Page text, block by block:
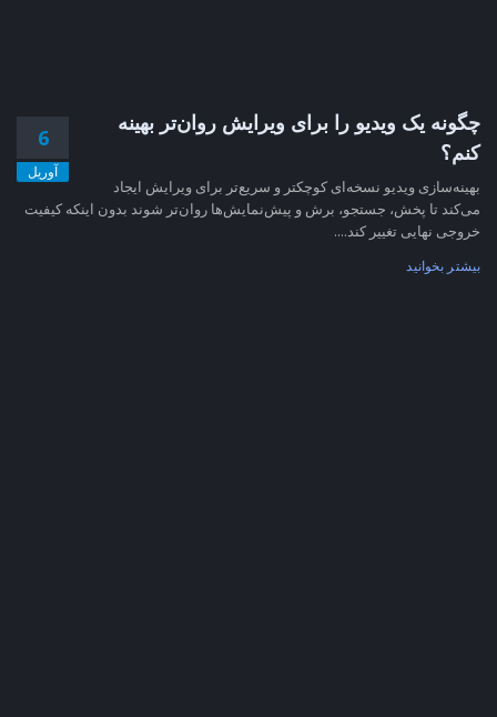
6
آوریل
چگونه یک ویدیو را برای ویرایش روان‌تر بهینه
کنم؟
بهینه‌سازی ویدیو نسخه‌ای کوچکتر و سریع‌تر برای ویرایش ایجاد
می‌کند تا پخش، جستجو، برش و پیش‌نمایش‌ها روان‌تر شوند بدون اینکه کیفیت
خروجی نهایی تغییر کند....
بیشتر بخوانید